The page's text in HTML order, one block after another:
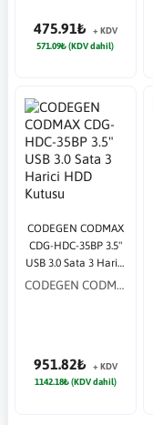
475.91₺
+ KDV
571.09₺ (KDV dahil)
CODEGEN CODMAX
CDG-HDC-35BP 3.5"
USB 3.0 Sata 3 Harici
HDD Kutusu
CODEGEN CODMAX
951.82₺
+ KDV
1142.18₺ (KDV dahil)